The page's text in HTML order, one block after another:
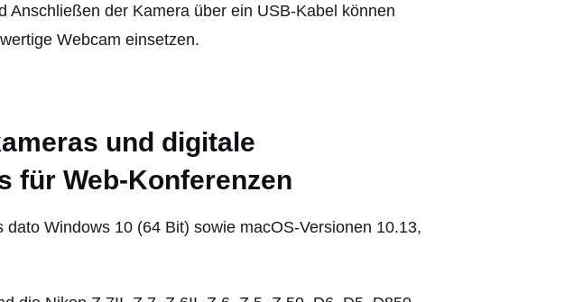
Anschließen der Kamera über ein USB-Kabel können
Webcam einsetzen.
und digitale
für Web-Konferenzen
Windows 10 (64 Bit) sowie macOS-Versionen 10.13,